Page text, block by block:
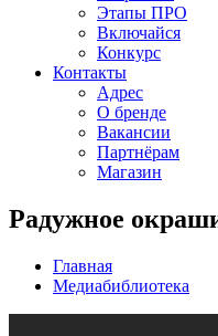
Этапы ПРО
Включайся
Конкурс
Контакты
Адрес
О бренде
Вакансии
Партнёрам
Магазин
Радужное
Главная
Медиабиблиотека